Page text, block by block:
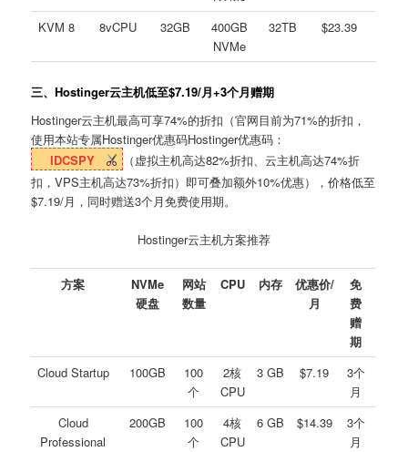
KVM 8 8vCPU 32GB
400GB
NVMe
32TB $23.39
三、Hostinger云主机低至$7.19/月+3个月赠期
Hostinger云主机最高可享74%的折扣（官网目前为71%的折扣，
使用本站专属Hostinger优惠码Hostinger优惠码：
IDCSPY
（虚拟主机高达82%折扣、云主机高达74%折
扣，VPS主机高达73%折扣）即可叠加额外10%优惠），价格低至
$7.19/月，同时赠送3个月免费使用期。
Hostinger云主机方案推荐
方案
NVMe
硬盘
网站
数量
CPU 内存
优惠价/
月
免
费
赠
期
Cloud Startup
100GB
100
个
2核
CPU
3 GB $7.19
3个
月
Cloud
Professional
200GB
100
个
4核
CPU
6 GB $14.39
3个
月